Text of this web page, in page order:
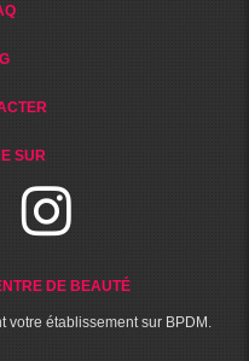
SUR
DE BEAUTÉ
votre établissement sur BPDM.